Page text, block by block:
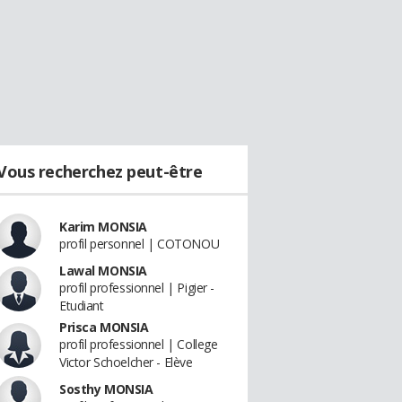
recherchez peut-être
Karim MONSIA
profil personnel | COTONOU
Lawal MONSIA
profil professionnel | Pigier -
Etudiant
Prisca MONSIA
profil professionnel | College
Victor Schoelcher - Elève
Sosthy MONSIA